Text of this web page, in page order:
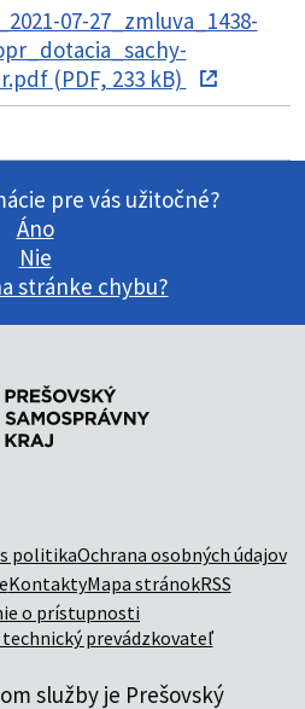
07-27_zmluva_1438-
(PDF, 233 kB)
pre vás užitočné?
Áno
Nie
stránke chybu?
politikaOchrana osobných údajov
KontaktyMapa stránokRSS
o prístupnosti
technický prevádzkovateľ
služby je Prešovský